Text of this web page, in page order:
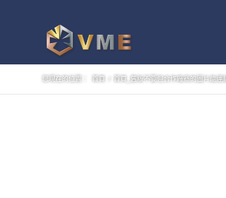
您現在的位置： 首頁 首頁_舊版不要但合作廠商的圖片能連